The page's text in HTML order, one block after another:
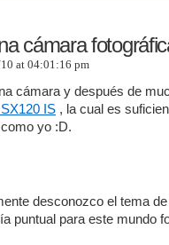
cámara
at 04:01:16 pm
cámara y después de
IS , la cual es
yo :D.
desconozco el tema
puntual para este mundo